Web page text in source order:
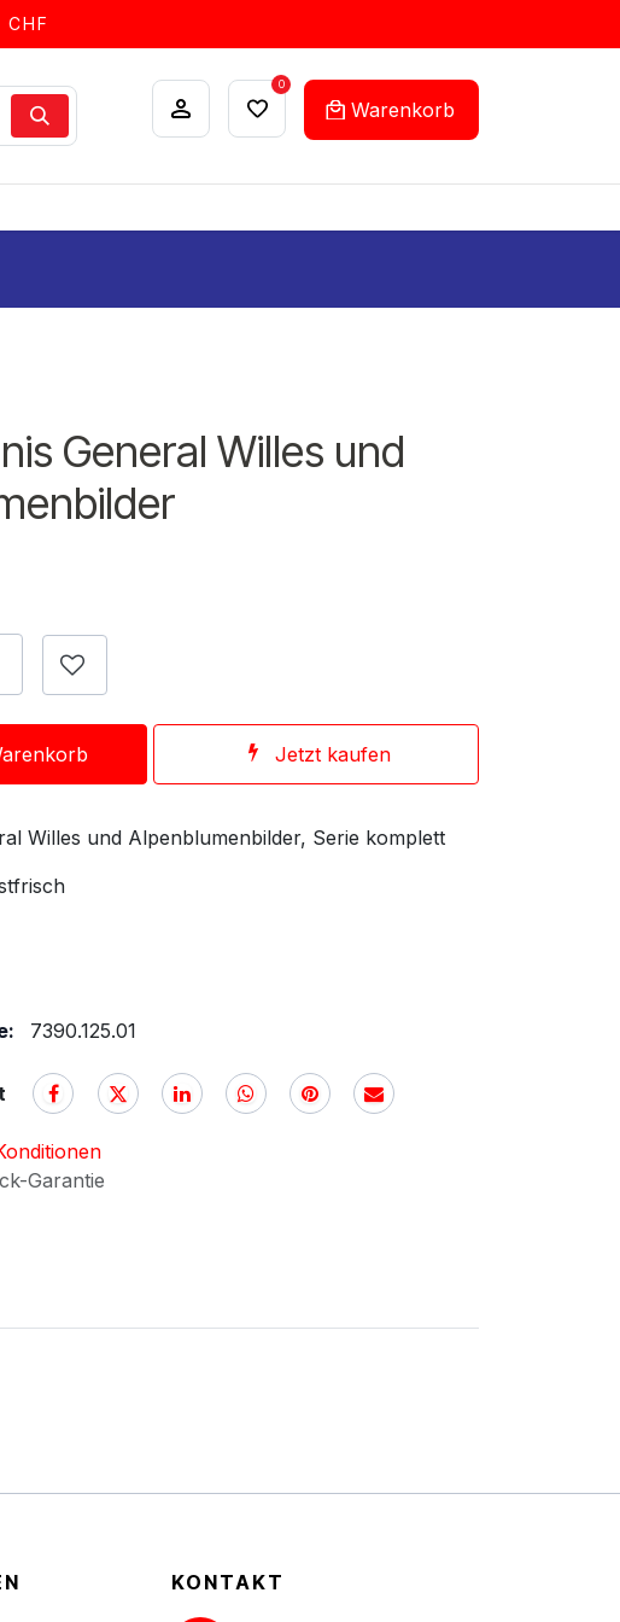
CHF
0
Warenkorb
General Willes und
Jetzt kaufen
Willes und Alpenblumenbilder, Serie komplett
7390.125.01
Garantie
KONTAKT